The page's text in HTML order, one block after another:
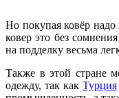
Но покупая ковёр
ковер это без
на подделку весьма
Также в этой стране
одежду, так как Турция